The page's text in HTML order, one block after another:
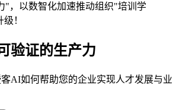
"，以数智化加速推动组织"培训学
！
验证的生产力
AI如何帮助您的企业实现人才发展与业